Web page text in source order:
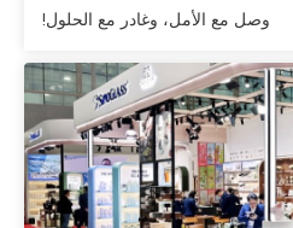
وصل مع الأمل، وغادر مع الحلول!